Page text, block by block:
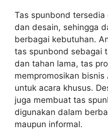
Tas spunbond
dan desain, sehingga
berbagai kebutuhan.
tas spunbond sebagai
dan tahan lama, tas
mempromosikan
untuk acara khusus.
juga membuat tas
digunakan dalam
maupun informal.